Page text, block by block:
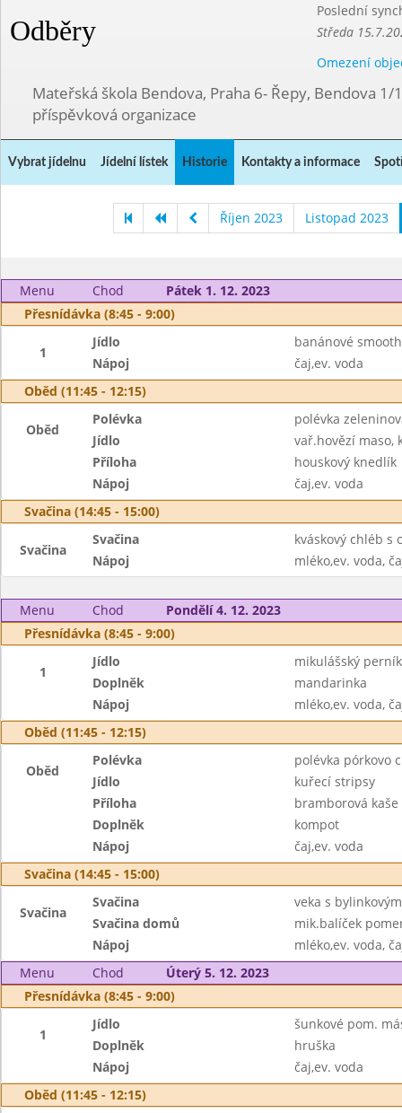
Odběry
Poslední
Středa
Omezení
Mateřská škola Bendova, Praha 6- Řepy, Bendova 1/
příspěvková organizace
Vybrat jídelnu Jídelní lístek Historie Kontakty a informace
Říjen 2023 Listopad 2023
Menu Chod
Pátek 1. 12. 2023
Přesnídávka (8:45 - 9:00)
1
Jídlo
banánové
Nápoj
čaj,ev. voda
Oběd (11:45 - 12:15)
Oběd
Polévka
polévka
Jídlo
vař.hovězí maso,
Příloha
houskový knedlík
Nápoj
čaj,ev. voda
Svačina (14:45 - 15:00)
Svačina
Svačina
kváskový chléb s
Nápoj
mléko,ev. voda,
Menu Chod
Pondělí 4. 12. 2023
Přesnídávka (8:45 - 9:00)
1
Jídlo
mikulášský perník
Doplněk
mandarinka
Nápoj
mléko,ev. voda,
Oběd (11:45 - 12:15)
Oběd
Polévka
polévka pórkovo
Jídlo
kuřecí stripsy
Příloha
bramborová kaše
Doplněk
kompot
Nápoj
čaj,ev. voda
Svačina (14:45 - 15:00)
Svačina
Svačina
veka s
Svačina domů
mik.balíček
Nápoj
mléko,ev. voda,
Menu
Chod
Úterý 5. 12. 2023
Přesnídávka (8:45 - 9:00)
1
Jídlo
šunkové pom.
Doplněk
hruška
Nápoj
čaj,ev. voda
Oběd (11:45 - 12:15)